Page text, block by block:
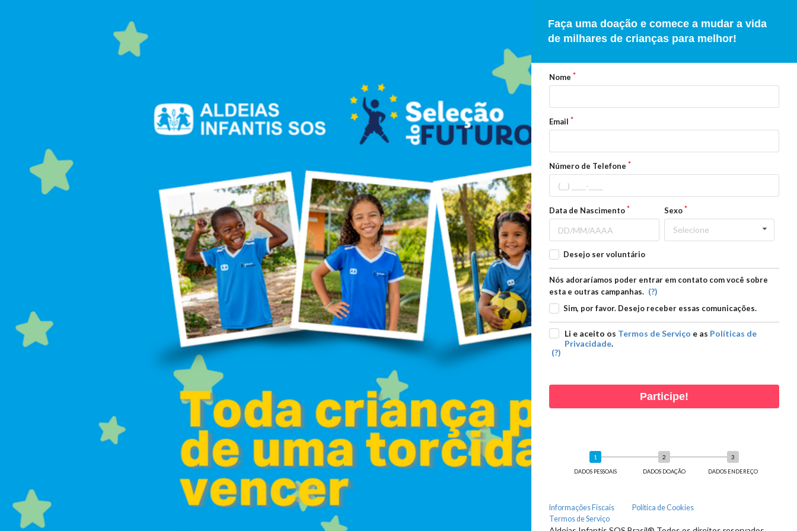
Faça uma doação e comece a mudar a vida
de milhares de crianças para melhor!
Nome
Email
Número de Telefone
Data de Nascimento Sexo
Selecione
Desejo ser voluntário
Nós adoraríamos poder entrar em contato com você sobre
esta e outras campanhas. (?)
Sim, por favor. Desejo receber essas comunicações.
Li e aceito os Termos de Serviço e as Políticas de
Privacidade.
(?)
Participe!
DADOS PESSOAIS DADOS DOAÇÃO DADOS ENDEREÇO
Informações Fiscais
Política de Cookies
Termos de Serviço